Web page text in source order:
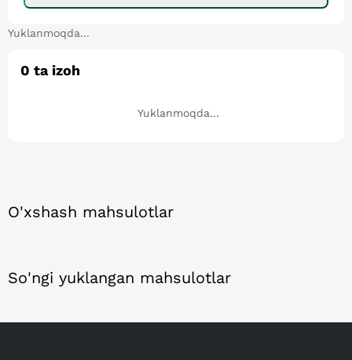
Yuklanmoqda...
0 ta izoh
Yuklanmoqda...
O'xshash mahsulotlar
So'ngi yuklangan mahsulotlar